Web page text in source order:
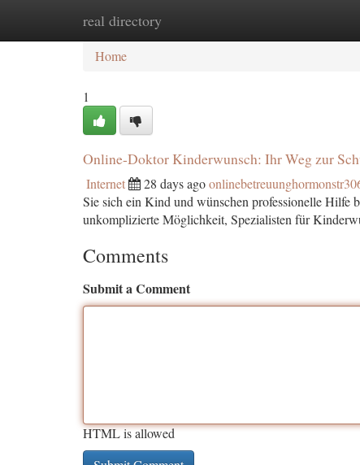
real directory
Home
Home
1
Online-Doktor Kinderwunsch: Ihr Weg zur
Internet 28 days ago
Sie sich ein Kind und wünschen professionelle Hilfe
unkomplizierte Möglichkeit, Spezialisten für
Comments
Submit a Comment
HTML is allowed